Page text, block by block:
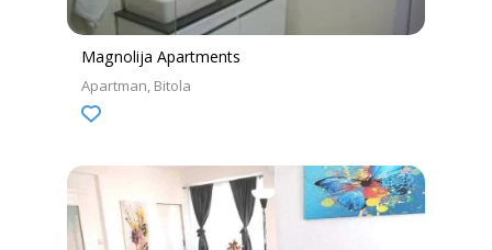
Magnolija Apartments
Apartman Bitola